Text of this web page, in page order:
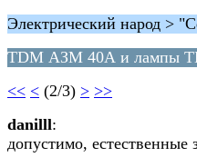
Электрический народ >
TDM АЗМ 40А и лампы
<< < (2/3) > >>
danilll:
допустимо, естественные